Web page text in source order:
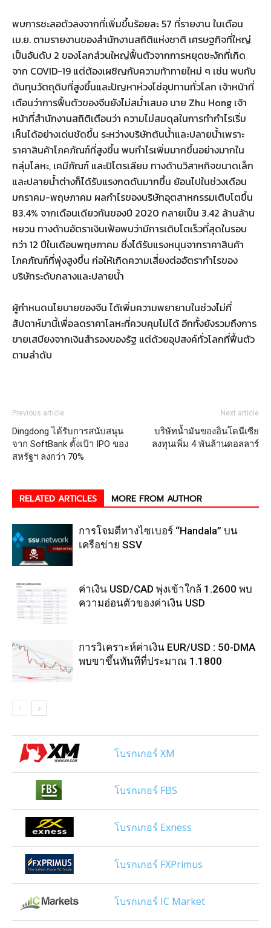
พบการชะลอตัวลงจากที่เพิ่มขึ้นร้อยละ 57 ที่รายงาน ในเดือน
เม.ย. ตามรายงานของสำนักงานสถิติแห่งชาติ เศรษฐกิจที่ใหญ่
เป็นอันดับ 2 ของโลกส่วนใหญ่ฟื้นตัวจากการหยุดชะงักที่เกิด
จาก COVID-19 แต่ต้องเผชิญกับความท้าทายใหม่ ๆ เช่น พบกับ
ต้นทุนวัตถุดิบที่สูงขึ้นและปัญหาห่วงโซ่อุปทานทั่วโลก เจ้าหน้าที่
เตือนว่าการฟื้นตัวของจีนยังไม่สม่ำเสมอ นาย Zhu Hong เจ้า
หน้าที่สำนักงานสถิติเตือนว่า ความไม่สมดุลในการทำกำไรเริ่ม
เห็นได้อย่างเด่นชัดขึ้น ระหว่างบริษัทต้นน้ำและปลายน้ำเพราะ
ราคาสินค้าโภคภัณฑ์ที่สูงขึ้น พบกำไรเพิ่มมากขึ้นอย่างมากใน
กลุ่มโลหะ, เคมีภัณฑ์ และปิโตรเลียม ทางด้านวิสาหกิจขนาดเล็ก
และปลายน้ำต่างก็ได้รับแรงกดดันมากขึ้น ย้อนไปในช่วงเดือน
มกราคม-พฤษภาคม ผลกำไรของบริษัทอุตสาหกรรมเติบโตขึ้น
83.4% จากเดือนเดียวกันของปี 2020 กลายเป็น 3.42 ล้านล้าน
หยวน ทางด้านอัตราเงินเฟ้อพบว่ามีการเติบโตเร็วที่สุดในรอบ
กว่า 12 ปีในเดือนพฤษภาคม ซึ่งได้รับแรงหนุนจากราคาสินค้า
โภคภัณฑ์ที่พุ่งสูงขึ้น ก่อให้เกิดความเสี่ยงต่ออัตรากำไรของ
บริษัทระดับกลางและปลายน้ำ
ผู้กำหนดนโยบายของจีน ได้เพิ่มความพยายามในช่วงไม่กี่
สัปดาห์มานี้เพื่อลดราคาโลหะที่ควบคุมไม่ได้ อีกทั้งยังรวมถึงการ
ขายเสบียงจากเงินสำรองของรัฐ แต่ด้วยอุปสงค์ทั่วโลกที่ฟื้นตัว
ตามลำดับ
Previous article
Dingdong ได้รับการสนับสนุน
จาก SoftBank ตั้งเป้า IPO ของ
สหรัฐฯ ลงกว่า 70%
Next article
บริษัทน้ำมันของอินโดนีเซีย
ลงทุนเพิ่ม 4 พันล้านดอลลาร์
RELATED ARTICLES MORE FROM AUTHOR
การโจมตีทางไซเบอร์ “Handala” บน
เครือข่าย SSV
ค่าเงิน USD/CAD พุ่งเข้าใกล้ 1.2600 พบ
ความอ่อนตัวของค่าเงิน USD
การวิเคราะห์ค่าเงิน EUR/USD : 50-DMA
พบขาขึ้นทันทีที่ประมาณ 1.1800
โบรกเกอร์ XM
โบรกเกอร์ FBS
โบรกเกอร์ Exness
โบรกเกอร์ FXPrimus
โบรกเกอร์ IC Market